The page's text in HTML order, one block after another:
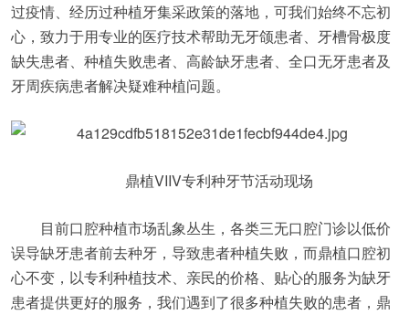
过疫情、经历过种植牙集采政策的落地，可我们始终不忘初
心，致力于用专业的医疗技术帮助无牙颌患者、牙槽骨极度
缺失患者、种植失败患者、高龄缺牙患者、全口无牙患者及
牙周疾病患者解决疑难种植问题。
鼎植VIIV专利种牙节活动现场
目前口腔种植市场乱象丛生，各类三无口腔门诊以低价
误导缺牙患者前去种牙，导致患者种植失败，而鼎植口腔初
心不变，以专利种植技术、亲民的价格、贴心的服务为缺牙
患者提供更好的服务，我们遇到了很多种植失败的患者，鼎